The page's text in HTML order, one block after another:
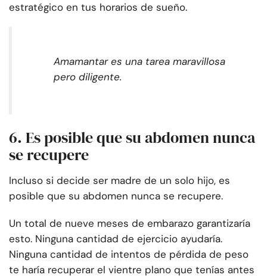
estratégico en tus horarios de sueño.
Amamantar es una tarea maravillosa
pero diligente.
6. Es posible que su abdomen nunca
se recupere
Incluso si decide ser madre de un solo hijo, es
posible que su abdomen nunca se recupere.
Un total de nueve meses de embarazo garantizaría
esto. Ninguna cantidad de ejercicio ayudaría.
Ninguna cantidad de intentos de pérdida de peso
te haría recuperar el vientre plano que tenías antes